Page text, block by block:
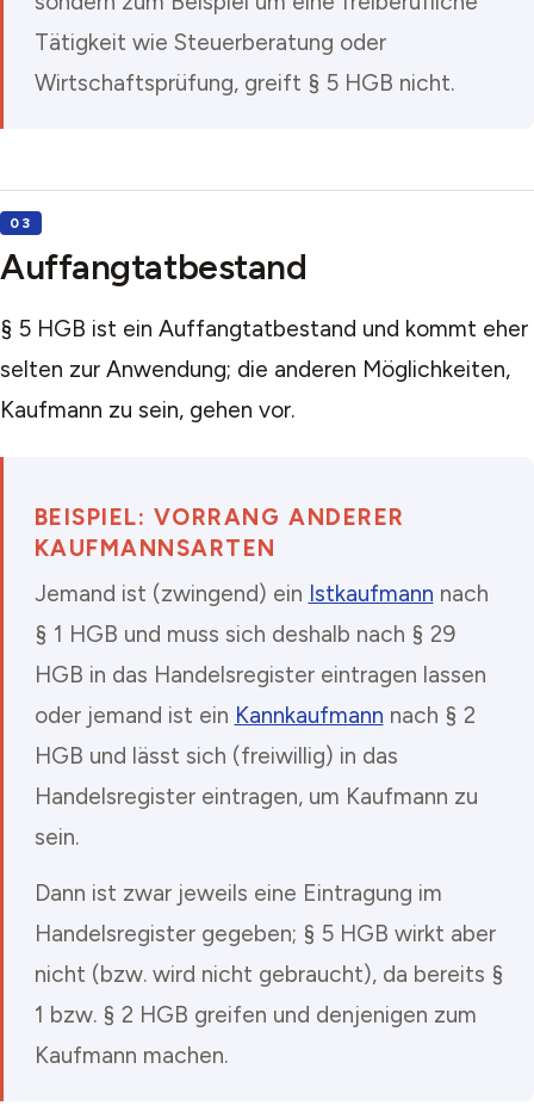
Tätigkeit wie Steuerberatung oder
Wirtschaftsprüfung, greift § 5 HGB nicht.
Auffangtatbestand
§ 5 HGB ist ein Auffangtatbestand und kommt eher
selten zur Anwendung; die anderen Möglichkeiten,
Kaufmann zu sein, gehen vor.
BEISPIEL: VORRANG ANDERER
KAUFMANNSARTEN
Jemand ist (zwingend) ein Istkaufmann nach
§ 1 HGB und muss sich deshalb nach § 29
HGB in das Handelsregister eintragen lassen
oder jemand ist ein Kannkaufmann nach § 2
HGB und lässt sich (freiwillig) in das
Handelsregister eintragen, um Kaufmann zu
sein.
Dann ist zwar jeweils eine Eintragung im
Handelsregister gegeben; § 5 HGB wirkt aber
nicht (bzw. wird nicht gebraucht), da bereits §
1 bzw. § 2 HGB greifen und denjenigen zum
Kaufmann machen.